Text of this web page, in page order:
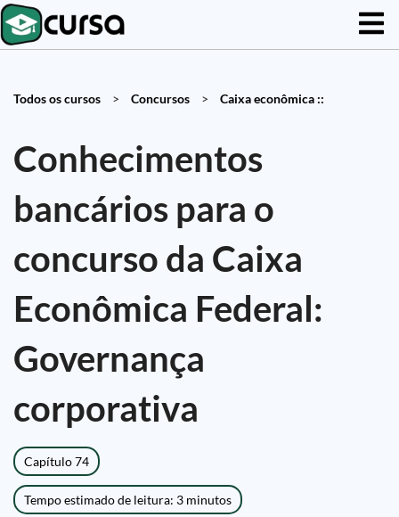
Todos os cursos > Concursos > Caixa econômica ::
Conhecimentos
bancários para o
concurso da Caixa
Econômica Federal:
Governança
corporativa
Capítulo 74
Tempo estimado de leitura: 3 minutos